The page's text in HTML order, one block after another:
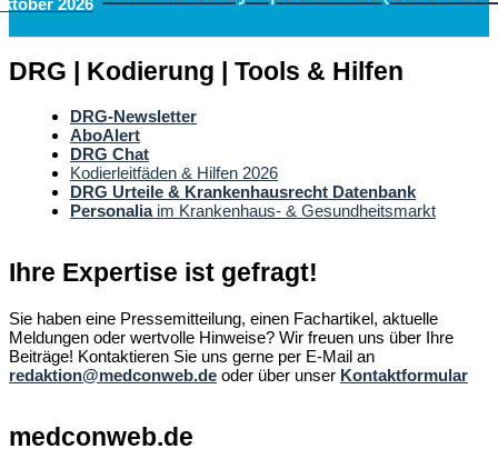
2026
DRG | Kodierung | Tools & Hilfen
DRG-Newsletter
AboAlert
DRG Chat
Kodierleitfäden & Hilfen 2026
DRG Urteile & Krankenhausrecht Datenbank
Personaliaim Krankenhaus- & Gesundheitsmarkt
Ihre Expertise ist gefragt!
Sie haben eine Pressemitteilung, einen Fachartikel, aktuelle
Meldungen oder wertvolle Hinweise? Wir freuen uns über Ihre
Beiträge! Kontaktieren Sie uns gerne per E-Mail an
redaktion@medconweb.de oder über unser Kontaktformular
medconweb.de